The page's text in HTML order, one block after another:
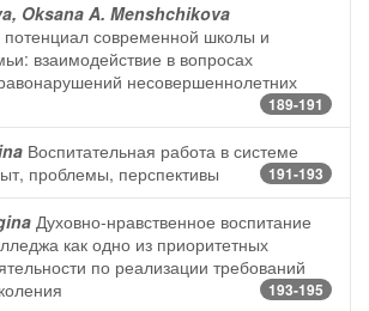
Oksana A. Menshchikova
потенциал современной школы и
взаимодействие в вопросах
несовершеннолетних
189-191
Воспитательная работа в системе
проблемы, перспективы
191-193
Духовно-нравственное воспитание
как одно из приоритетных
по реализации требований
193-195